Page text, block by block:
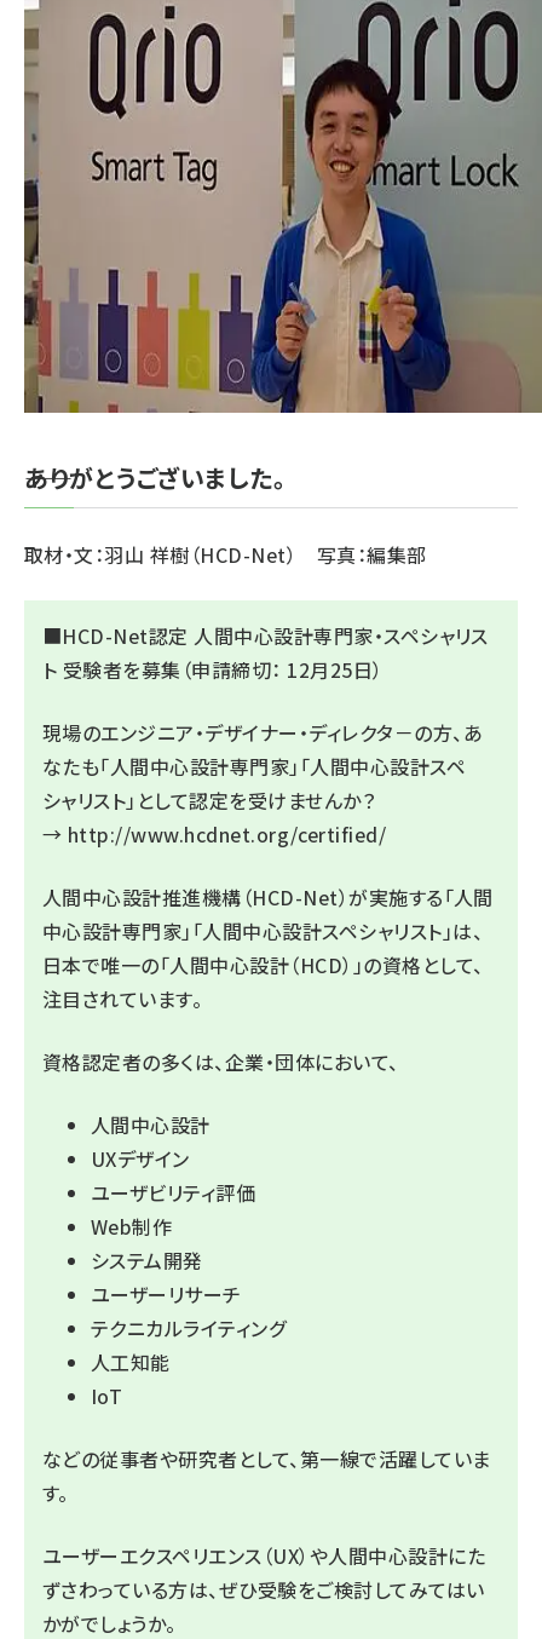
――ありがとうございました。
取材・文：羽山 祥樹（HCD-Net） 写真：編集部
■HCD-Net認定 人間中心設計専門家・スペシャリス
ト 受験者を募集（申請締切： 12月25日）
現場のエンジニア・デザイナー・ディレクタ－の方、あ
なたも「人間中心設計専門家」「人間中心設計スペ
シャリスト」として認定を受けませんか？
→ http://www.hcdnet.org/certified/
人間中心設計推進機構（HCD-Net）が実施する「人間
中心設計専門家」「人間中心設計スペシャリスト」は、
日本で唯一の「人間中心設計（HCD）」の資格として、
注目されています。
資格認定者の多くは、企業・団体において、
人間中心設計
UXデザイン
ユーザビリティ評価
Web制作
システム開発
ユーザーリサーチ
テクニカルライティング
人工知能
IoT
などの従事者や研究者として、第一線で活躍していま
す。
ユーザーエクスペリエンス（UX）や人間中心設計にた
ずさわっている方は、ぜひ受験をご検討してみてはい
かがでしょうか。